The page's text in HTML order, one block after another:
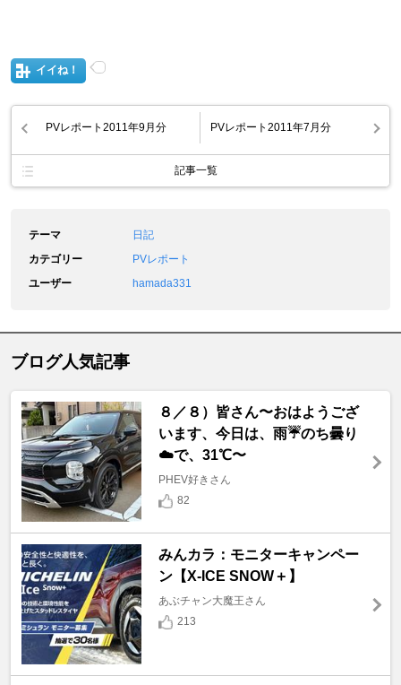
イイね！
PVレポート2011年9月分 PVレポート2011年7月分
記事一覧
テーマ
日記
カテゴリー
PVレポート
ユーザー
hamada331
ブログ人気記事
８／８）皆さん〜おはようござ
います、今日は、雨☔️のち曇り
☁️で、31℃〜
PHEV好きさん
82
みんカラ：モニターキャンペー
ン【X-ICE SNOW＋】
あぶチャン大魔王さん
213